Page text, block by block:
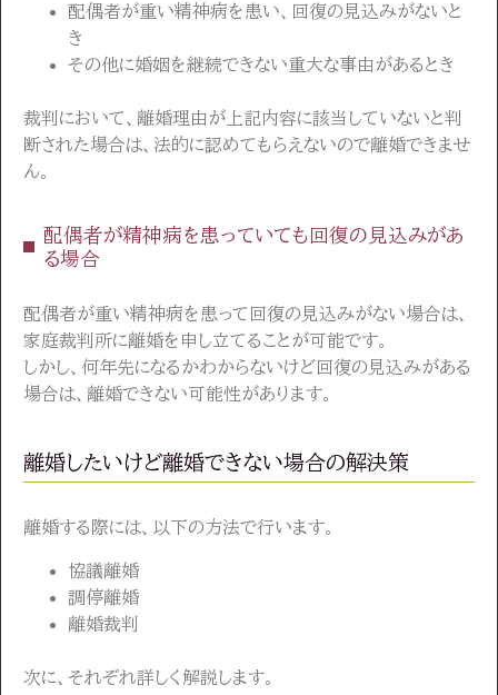
配偶者が重い精神病を患い、回復の見込みがないと
き
その他に婚姻を継続できない重大な事由があるとき
裁判において、離婚理由が上記内容に該当していないと判
断された場合は、法的に認めてもらえないので離婚できませ
ん。
配偶者が精神病を患っていても回復の見込みがあ
る場合
配偶者が重い精神病を患って回復の見込みがない場合は、
家庭裁判所に離婚を申し立てることが可能です。
しかし、何年先になるかわからないけど回復の見込みがある
場合は、離婚できない可能性があります。
離婚したいけど離婚できない場合の解決策
離婚する際には、以下の方法で行います。
協議離婚
調停離婚
離婚裁判
次に、それぞれ詳しく解説します。